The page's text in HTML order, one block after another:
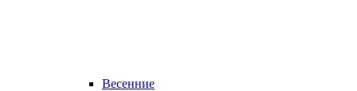
Весенние